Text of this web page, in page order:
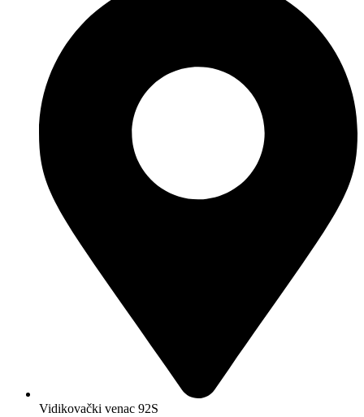
Vidikovački venac 92S